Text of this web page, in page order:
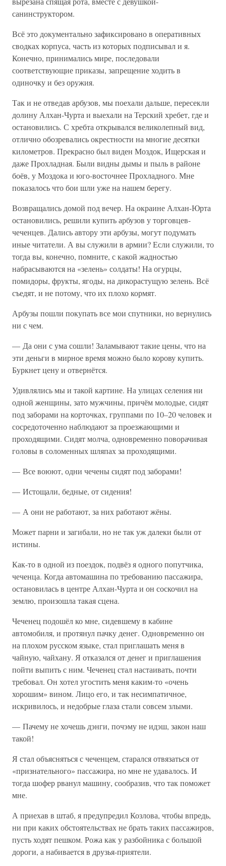
санинструктором.
Всё это документально зафиксировано в оперативных
сводках корпуса, часть из которых подписывал и я.
Конечно, принимались мире, последовали
соответствующие приказы, запрещение ходить в
одиночку и без оружия.
Так и не отведав арбузов, мы поехали дальше, пересекли
долину Алхан-Чурта и выехали на Терский хребет, где и
остановились. С хребта открывался великолепный вид,
отлично обозревались окрестности на многие десятки
километров. Прекрасно был виден Моздок, Ищерская и
даже Прохладная. Были видны дымы и пыль в районе
боёв, у Моздока и юго-восточнее Прохладного. Мне
показалось что бои шли уже на нашем берегу.
Возвращались домой под вечер. На окраине Алхан-Юрта
остановились, решили купить арбузов у торговцев-
чеченцев. Дались автору эти арбузы, могут подумать
иные читатели. А вы служили в армии? Если служили, то
тогда вы, конечно, помните, с какой жадностью
набрасываются на «зелень» солдаты! На огурцы,
помидоры, фрукты, ягоды, на дикорастущую зелень. Всё
съедят, и не потому, что их плохо кормят.
Арбузы пошли покупать все мои спутники, но вернулись
ни с чем.
— Да они с ума сошли! Заламывают такие цены, что на
эти деньги в мирное время можно было корову купить.
Буркнет цену и отвернётся.
Удивлялись мы и такой картине. На улицах селения ни
одной женщины, зато мужчины, причём молодые, сидят
под заборами на корточках, группами по 10–20 человек и
сосредоточенно наблюдают за проезжающими и
проходящими. Сидят молча, одновременно поворачивая
головы в соломенных шляпах за проходящими.
— Все воюют, одни чечены сидят под заборами!
— Истощали, бедные, от сидения!
— А они не работают, за них работают жёны.
Может парни и загибали, но не так уж далеки были от
истины.
Как-то в одной из поездок, подвёз я одного попутчика,
чеченца. Когда автомашина по требованию пассажира,
остановилась в центре Алхан-Чурта и он соскочил на
землю, произошла такая сцена.
Чеченец подошёл ко мне, сидевшему в кабине
автомобиля, и протянул пачку денег. Одновременно он
на плохом русском языке, стал приглашать меня в
чайную, чайхану. Я отказался от денег и приглашения
пойти выпить с ним. Чеченец стал настаивать, почти
требовал. Он хотел угостить меня каким-то «очень
хорошим» вином. Лицо его, и так несимпатичное,
искривилось, и недобрые глаза стали совсем злыми.
— Пачему не хочешь дэнги, почэму не идэш, закон наш
такой!
Я стал объясняться с чеченцем, старался отвязаться от
«признательного» пассажира, но мне не удавалось. И
тогда шофер рванул машину, сообразив, что так поможет
мне.
А приехав в штаб, я предупредил Козлова, чтобы впредь,
ни при каких обстоятельствах не брать таких пассажиров,
пусть ходят пешком. Рожа как у разбойника с большой
дороги, а набивается в друзья-приятели.